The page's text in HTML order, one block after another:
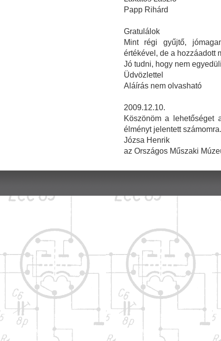
Papp Rihárd
Gratulálok
Mint régi gyűjtő,
értékével, de a hozzáadott
Jó tudni, hogy nem
Üdvözlettel
Aláírás nem olvasható
2009.12.10.
Köszönöm a lehetőséget
élményt jelentett számomra.
Józsa Henrik
az Országos Műszaki